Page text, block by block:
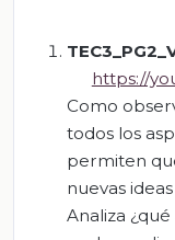
https://
Como
todos los
permiten
nuevas
Analiza